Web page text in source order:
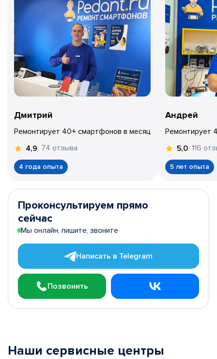
Дмитрий
Ремонтирует 40+ смартфонов в месяц
4,9 74 отзыва
4 года опыта
Андрей
Ремонтирует
5,0 116
5 лет опыта
Проконсультируем прямо
сейчас
Мы онлайн, пишите, звоните
Написать в Telegram
Позвонить
Наши сервисные центры